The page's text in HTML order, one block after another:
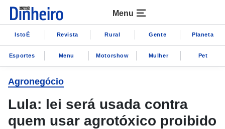
Menu
IstoÉ Revista Rural Gente Planeta
Esportes Menu Motorshow Mulher Pet
Agronegócio
Lula: lei será usada contra
quem usar agrotóxico proibido